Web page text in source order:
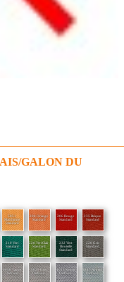
GALON DU
5051
Mandarine
Standard
204 Orange
Standard
206 Rouge
Standard
235 Brique
Standard
210 Vert
Standard
228 Vert Clair
Standard
232 Vert
Bouteille
Standard
220 Gris
Standard
0050 Taupe
Dickson
5029 Gris
Dickson
1023 Souris
Dickson
5847 Argent
Dickson